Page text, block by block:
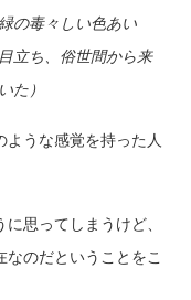
の毒々しい色あい
立ち、俗世間から来
た）
うな感覚を持った人
思ってしまうけど、
のだということをこ